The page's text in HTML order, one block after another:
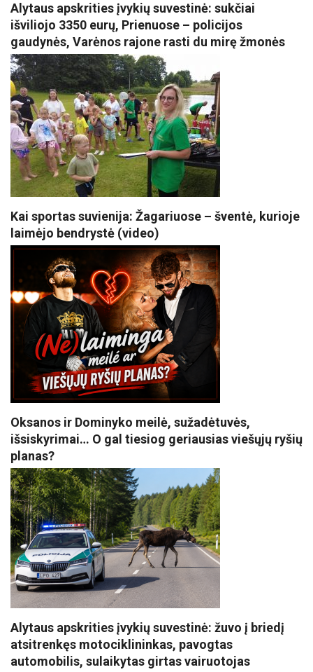
Alytaus apskrities įvykių suvestinė: sukčiai
išviliojo 3350 eurų, Prienuose – policijos
gaudynės, Varėnos rajone rasti du mirę žmonės
Kai sportas suvienija: Žagariuose – šventė, kurioje
laimėjo bendrystė (video)
Oksanos ir Dominyko meilė, sužadėtuvės,
išsiskyrimai… O gal tiesiog geriausias viešųjų ryšių
planas?
Alytaus apskrities įvykių suvestinė: žuvo į briedį
atsitrenkęs motociklininkas, pavogtas
automobilis, sulaikytas girtas vairuotojas